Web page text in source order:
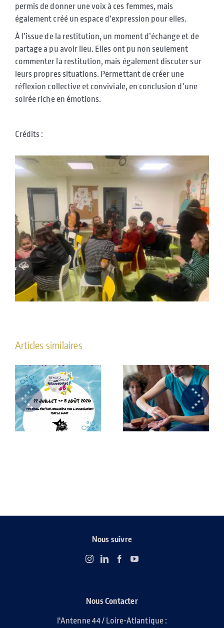
permis de donner une voix à ces femmes, mais
également créé un espace d’expression pour elles.
À l’issue de la restitution, un moment d’échange et de
partage a pu avoir lieu. Elles ont pu non seulement
commenter la restitution, mais également discuter sur
leurs propres situations. Permettant de créer une
réflexion collective et conviviale, en conclusion d’une
soirée riche en émotions.
Crédits :
Articles similaires
Nous suivre
Nous Contacter
l'Antenne 44 / Loire-Atlantique :